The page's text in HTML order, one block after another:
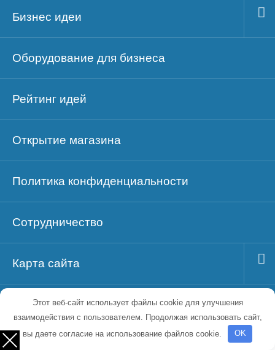
Бизнес идеи
Оборудование для бизнеса
Рейтинг идей
Открытие магазина
Политика конфиденциальности
Сотрудничество
Карта сайта
БлогЭтот веб-сайт использует файлы cookie для улучшения
взаимодействия с пользователем. Продолжая использовать сайт,
вы даете согласие на использование файлов cookie.
OK